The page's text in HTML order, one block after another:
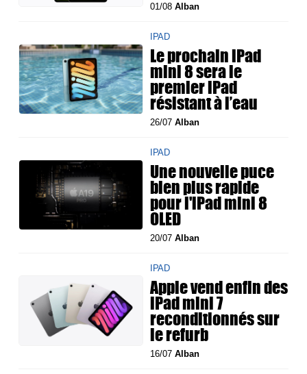
01/08Alban
IPAD
Le prochain iPad
mini 8 sera le
premier iPad
résistant à l’eau
26/07Alban
IPAD
Une nouvelle puce
bien plus rapide
pour l'iPad mini 8
OLED
20/07Alban
IPAD
Apple vend enfin des
iPad mini 7
reconditionnés sur
le refurb
16/07Alban